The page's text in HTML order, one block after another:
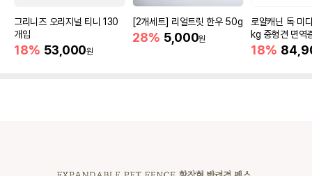
그리니즈 오리지널 티니 130
개입
18% 53,000원
[2개세트] 리얼트릿 한우 50g
28% 5,000원
로얄캐닌 독 미
kg 중형견 면역
18%